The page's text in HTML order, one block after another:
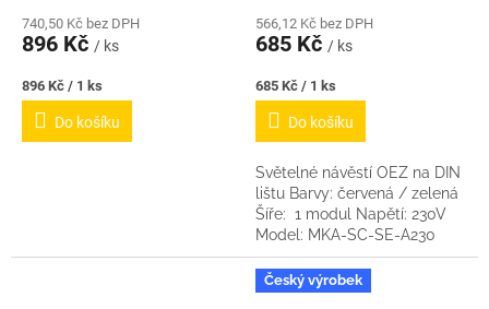
740,50 Kč bez DPH
896 Kč / ks
Měrná
cena:
896 Kč / 1 ks
Do košíku
566,12 Kč bez DPH
685 Kč / ks
Měrná
cena:
685 Kč / 1 ks
Do košíku
Světelné návěstí OEZ na DIN
lištu Barvy: červená / zelená
Šíře: 1 modul Napětí: 230V
Model: MKA-SC-SE-A230
Český výrobek